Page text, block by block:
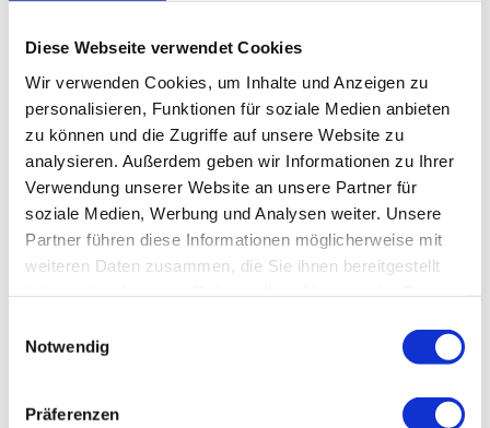
Diese Webseite verwendet Cookies
Wir verwenden Cookies, um Inhalte und Anzeigen zu
personalisieren, Funktionen für soziale Medien anbieten
zu können und die Zugriffe auf unsere Website zu
analysieren. Außerdem geben wir Informationen zu Ihrer
Verwendung unserer Website an unsere Partner für
soziale Medien, Werbung und Analysen weiter. Unsere
Partner führen diese Informationen möglicherweise mit
weiteren Daten zusammen, die Sie ihnen bereitgestellt
Notwendig
Präferenzen
Satyendra Baliga
Fachärztin/ Facharzt für Orthopädie
und Unfallchirurgie
Kontakt
Telefon: +49 (0) 911 95 01 90
Ambulantes BehandlungsCentrum Röthenbach